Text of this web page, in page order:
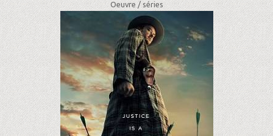
Oeuvre /séries